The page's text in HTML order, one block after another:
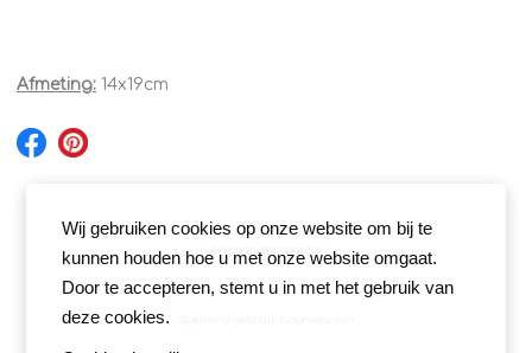
Afmeting: 14x19cm
Verkoopsvoorwaarden
Wij gebruiken cookies op onze website om bij te
kunnen houden hoe u met onze website omgaat.
Door te accepteren, stemt u in met het gebruik van
deze cookies.